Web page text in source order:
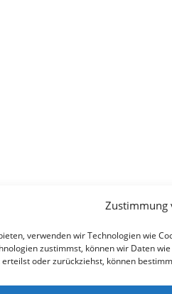
Zustimmung
verwenden wir Technologien wie
zustimmst, können wir Daten
oder zurückziehst, können